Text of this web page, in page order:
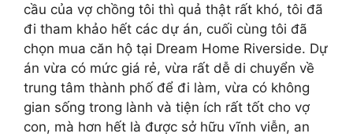
cầu của vợ chồng tôi thì quả thật rất khó, tôi đã
đi tham khảo hết các dự án, cuối cùng tôi đã
chọn mua căn hộ tại Dream Home Riverside. Dự
án vừa có mức giá rẻ, vừa rất dễ di chuyển về
trung tâm thành phố để đi làm, vừa có không
gian sống trong lành và tiện ích rất tốt cho vợ
con, mà hơn hết là được sở hữu vĩnh viễn, an